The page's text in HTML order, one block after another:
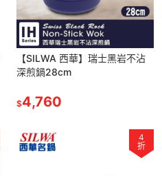
【SILWA 西華】瑞士黑岩不沾
深煎鍋28cm
$4,760
4
折